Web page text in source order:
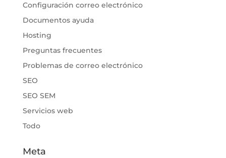
Configuración correo electrónico
Documentos ayuda
Hosting
Preguntas frecuentes
Problemas de correo electrónico
SEO
SEO SEM
Servicios web
Todo
Meta